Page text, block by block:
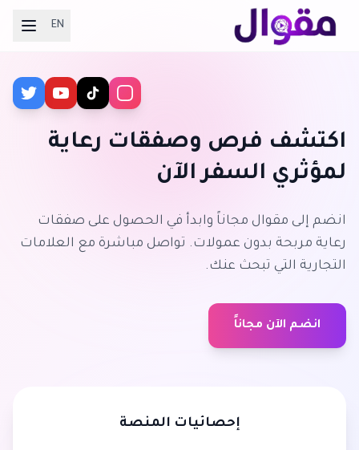
EN
اكتشف فرص وصفقات رعاية
لمؤثري السفر الآن
انضم إلى مقوال مجاناً وابدأ في الحصول على صفقات
رعاية مربحة بدون عمولات. تواصل مباشرة مع العلامات
التجارية التي تبحث عنك.
انضم الآن مجاناً
إحصائيات المنصة